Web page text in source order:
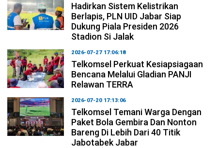
Hadirkan Sistem Kelistrikan
Berlapis, PLN UID Jabar Siap
Dukung Piala Presiden 2026
Stadion Si Jalak
2026-07-27 17:06:18
Telkomsel Perkuat Kesiapsiagaan
Bencana Melalui Gladian PANJI
Relawan TERRA
2026-07-20 17:13:06
Telkomsel Temani Warga Dengan
Paket Bola Gembira Dan Nonton
Bareng Di Lebih Dari 40 Titik
Jabotabek Jabar